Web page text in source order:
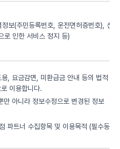
정보(주민등록번호, 운전면허증번호), 신
로 인한 서비스 정지 등)
, 요금감면, 미환급금 안내 등의 법적
이용합니다.
아니라 정보수정으로 변경된 정보
파트너 수집항목 및 이용목적 (필수동